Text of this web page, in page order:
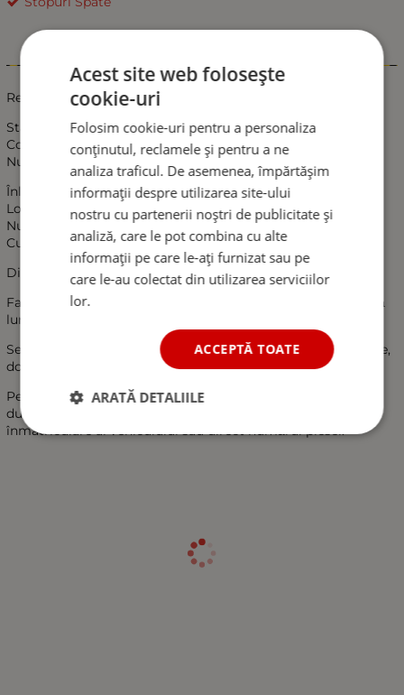
Informații
Reflector drept pentru Mercedes W447 Vito V Class
Stare: Nou
Compatibilitate: Pentru Mercedes W447 Vito V Class
Nu se potrivește cu AMG line
Înlocuire directă
Loc de montaj: pe bara din spate
Număr piesă: 4478260140
Culoare lentilă: roșu
Dimensiuni: 9 x 3 cm
Fabricat din material de înaltă calitate, durabil și cu o durată
lungă de viață.
Se instalează ușor și convenabil, nu este nevoie de conectare,
doar plug and play.
Pentru a vă asigura de compatibilitatea cu vehiculul
dumneavoastră, vă rugăm să verificați în certificatul de
înmatriculare al vehiculului sau direct numărul piesei.
Acest site web folosește
cookie-uri
Folosim cookie-uri pentru a personaliza
conținutul, reclamele și pentru a ne
analiza traficul. De asemenea, împărtășim
informații despre utilizarea site-ului
nostru cu partenerii noștri de publicitate și
analiză, care le pot combina cu alte
informații pe care le-ați furnizat sau pe
care le-au colectat din utilizarea serviciilor
lor.
ACCEPTĂ TOATE
ARATĂ DETALIILE